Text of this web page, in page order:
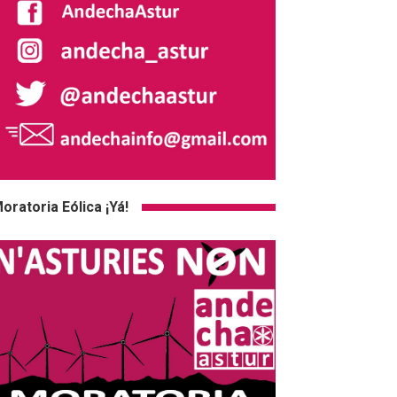
Eólica ¡Yá!